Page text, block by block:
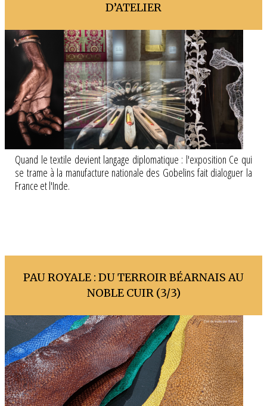
D’ATELIER
Quand le textile devient langage diplomatique : l'exposition Ce qui
se trame à la manufacture nationale des Gobelins fait dialoguer la
France et l'Inde.
PAU ROYALE : DU TERROIR BÉARNAIS AU
NOBLE CUIR (3/3)